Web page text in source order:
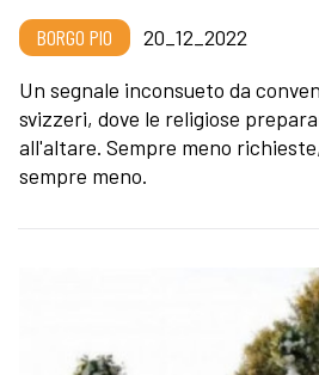
BORGO PIO
20_12_2022
Un segnale inconsueto da
svizzeri, dove le religiose
all'altare. Sempre meno
sempre meno.